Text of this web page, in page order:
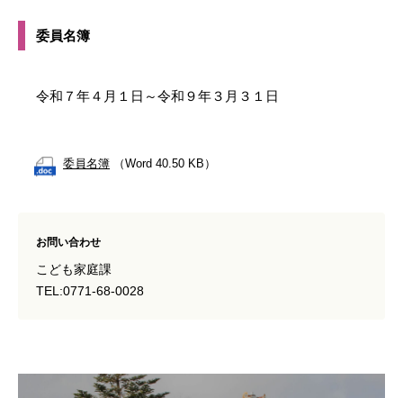
委員名簿
令和７年４月１日～令和９年３月３１日
委員名簿 （Word 40.50 KB）
お問い合わせ
こども家庭課
TEL:0771-68-0028